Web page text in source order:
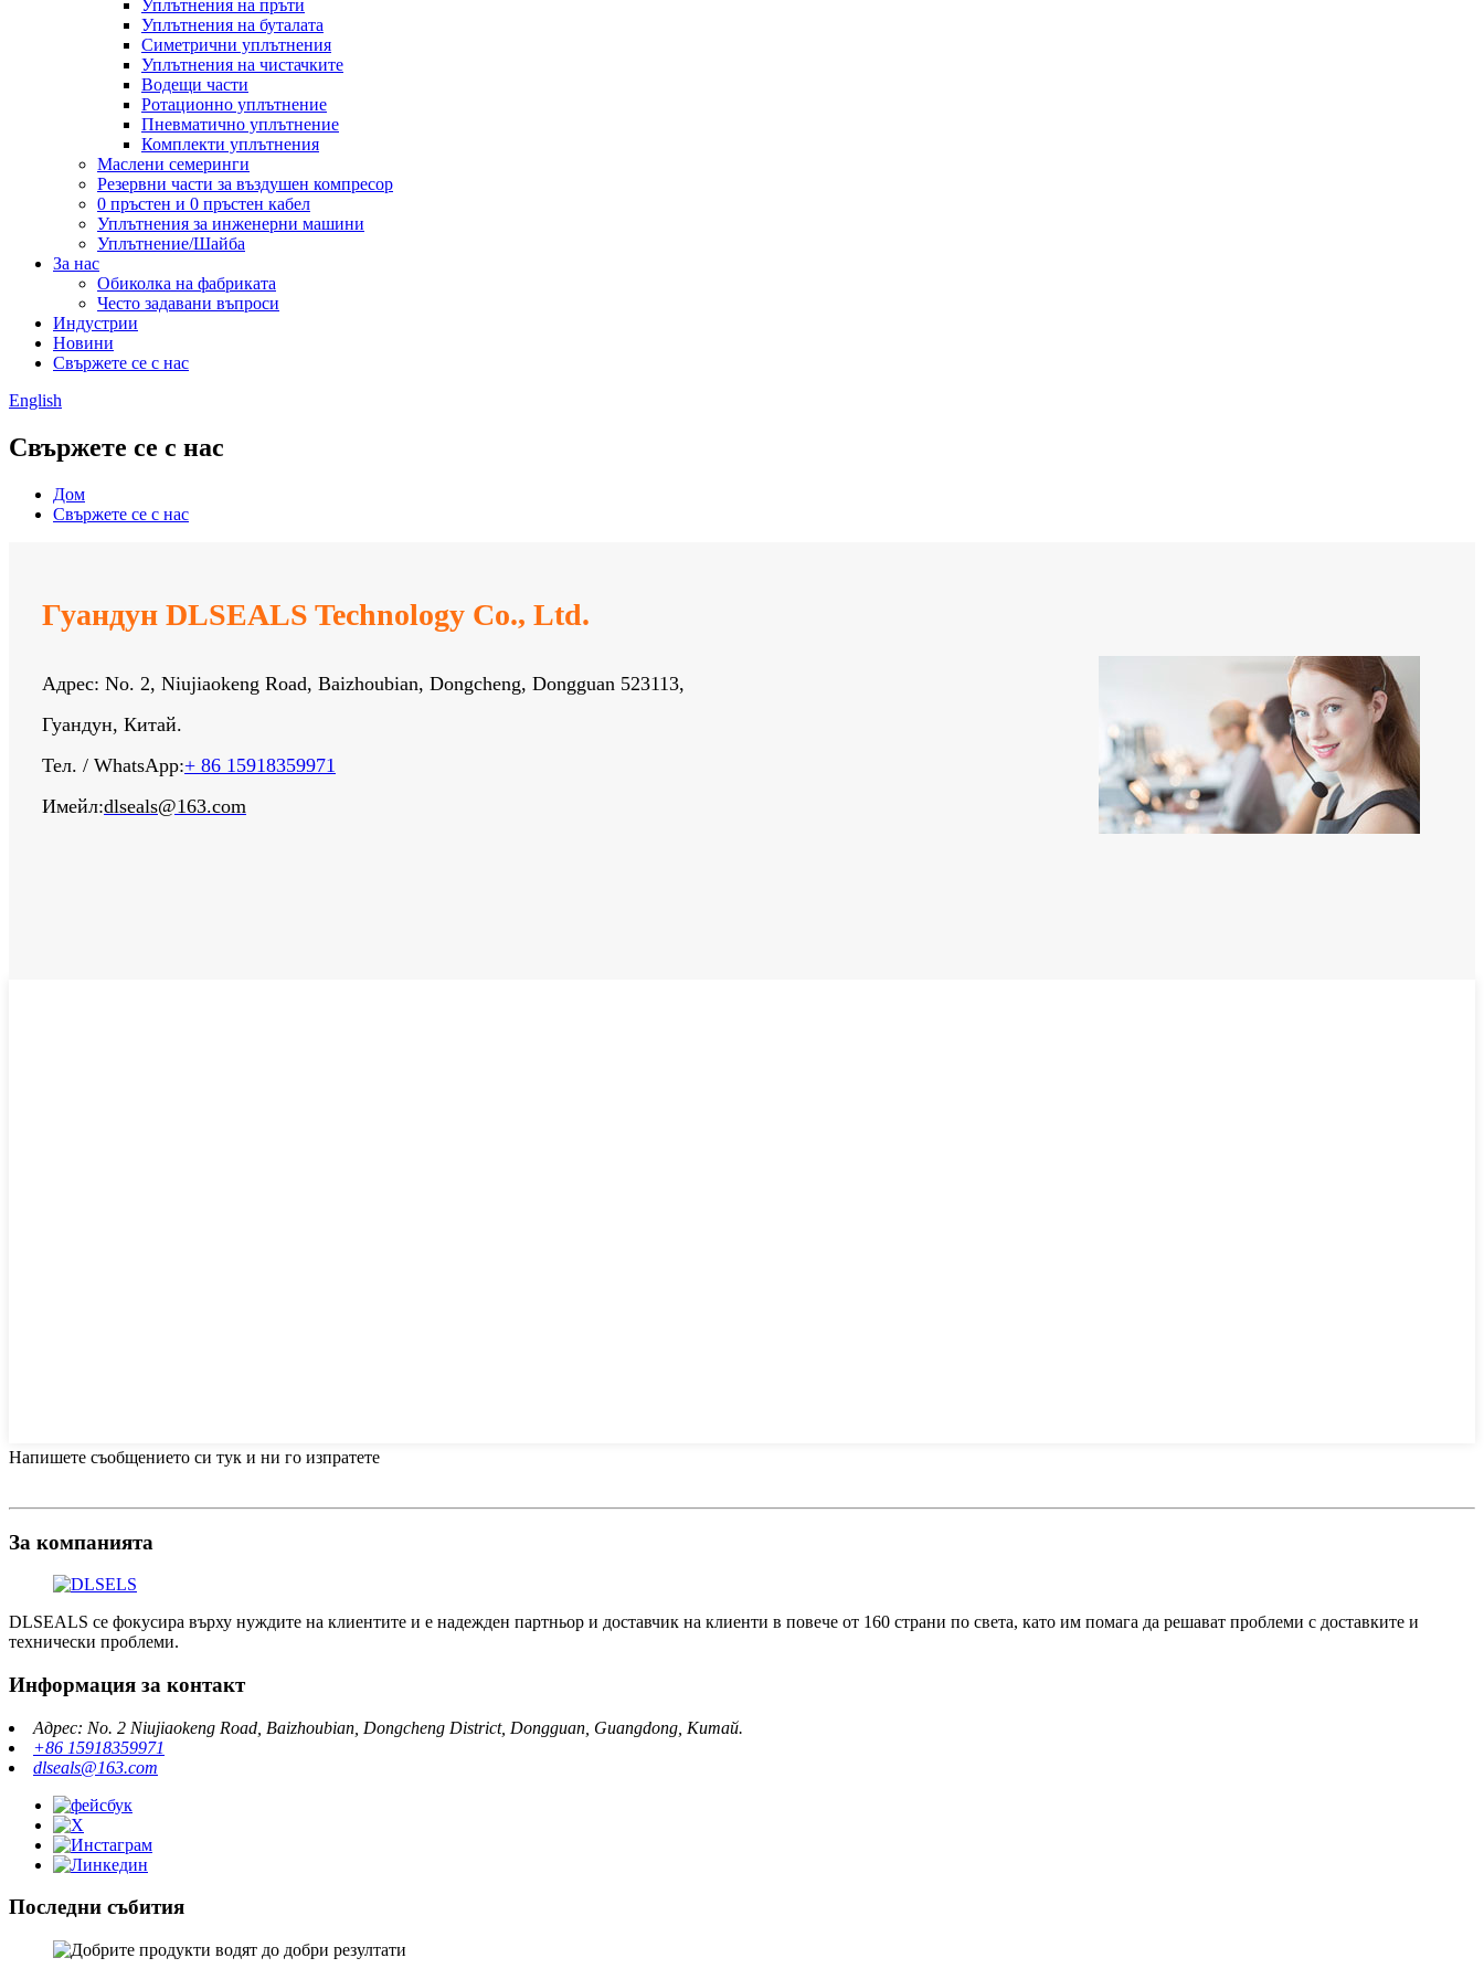
Уплътнения на пръти
Уплътнения на буталата
Симетрични уплътнения
Уплътнения на чистачките
Водещи части
Ротационно уплътнение
Пневматично уплътнение
Комплекти уплътнения
Маслени семеринги
Резервни части за въздушен компресор
0 пръстен и 0 пръстен кабел
Уплътнения за инженерни машини
Уплътнение/Шайба
За нас
Обиколка на фабриката
Често задавани въпроси
Индустрии
Новини
Свържете се с нас
English
Свържете се с нас
Дом
Свържете се с нас
Гуандун DLSEALS Technology Co., Ltd.
Адрес: No. 2, Niujiaokeng Road, Baizhoubian, Dongcheng, Dongguan 523113,
Гуандун, Китай.
Тел. / WhatsApp:+ 86 15918359971
Имейл:dlseals@163.com
Напишете съобщението си тук и ни го изпратете
За компанията
DLSEALS се фокусира върху нуждите на клиентите и е надежден партньор и доставчик на клиенти в повече от 160 страни по света, като им помага да решават проблеми с доставките и
технически проблеми.
Информация за контакт
Адрес: No. 2 Niujiaokeng Road, Baizhoubian, Dongcheng District, Dongguan, Guangdong, Китай.
+86 15918359971
dlseals@163.com
Последни събития